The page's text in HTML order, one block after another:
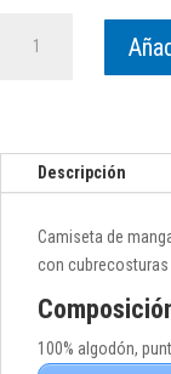
Toppers
Descripción
Camiseta de
con cubrecosturas
100% algodón,